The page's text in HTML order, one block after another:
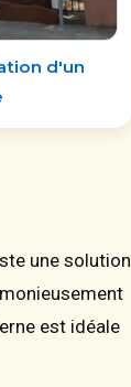
d'un
une solution
est idéale